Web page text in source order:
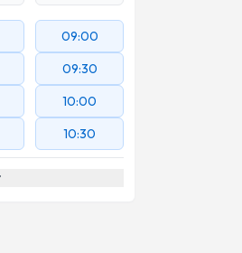
09:00
09:30
10:00
10:30